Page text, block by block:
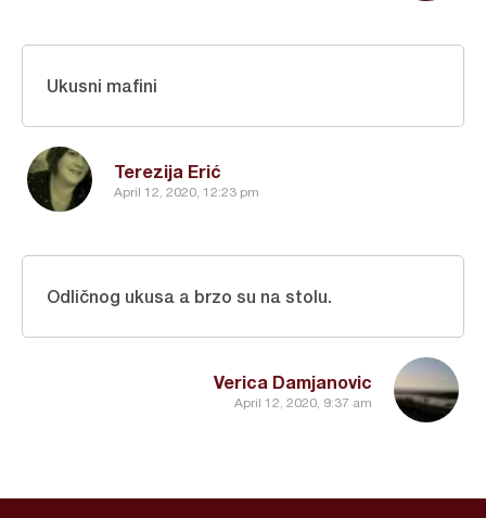
Terezija Erić
April 12, 2020, 12:23 pm
Ukusni mafini
Verica Damjanovic
April 12, 2020, 9:37 am
Odličnog ukusa a brzo su na stolu.